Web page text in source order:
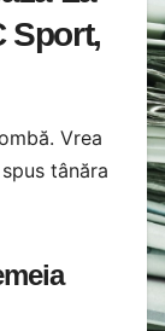
Sport,
Vrea
tânăra